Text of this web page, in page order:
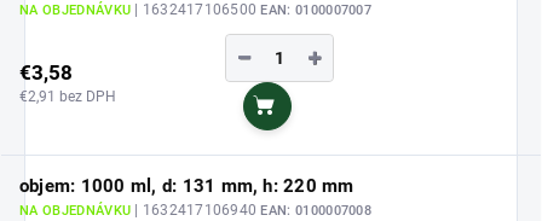
NA OBJEDNÁVKU | 1632417106500EAN: 0100007007
€3,58
€2,91 bez DPH
+
−
Do košíka
objem: 1000 ml, d: 131 mm, h: 220 mm
NA OBJEDNÁVKU | 1632417106940EAN: 0100007008